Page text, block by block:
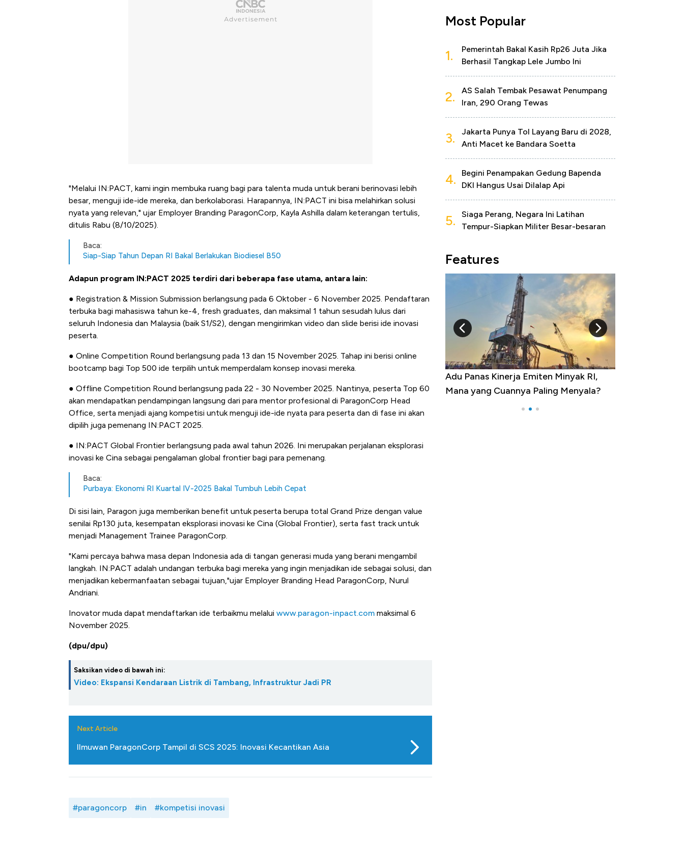
"Melalui IN:PACT, kami ingin membuka ruang bagi para talenta muda untuk berani berinovasi lebih
besar, menguji ide-ide mereka, dan berkolaborasi. Harapannya, IN:PACT ini bisa melahirkan solusi
nyata yang relevan," ujar Employer Branding ParagonCorp, Kayla Ashilla dalam keterangan tertulis,
ditulis Rabu (8/10/2025).
Baca:
Siap-Siap Tahun Depan RI Bakal Berlakukan Biodiesel B50
Adapun program IN:PACT 2025 terdiri dari beberapa fase utama, antara lain:
● Registration & Mission Submission berlangsung pada 6 Oktober - 6 November 2025. Pendaftaran
terbuka bagi mahasiswa tahun ke-4, fresh graduates, dan maksimal 1 tahun sesudah lulus dari
seluruh Indonesia dan Malaysia (baik S1/S2), dengan mengirimkan video dan slide berisi ide inovasi
peserta.
● Online Competition Round berlangsung pada 13 dan 15 November 2025. Tahap ini berisi online
bootcamp bagi Top 500 ide terpilih untuk memperdalam konsep inovasi mereka.
● Offline Competition Round berlangsung pada 22 - 30 November 2025. Nantinya, peserta Top 60
akan mendapatkan pendampingan langsung dari para mentor profesional di ParagonCorp Head
Office, serta menjadi ajang kompetisi untuk menguji ide-ide nyata para peserta dan di fase ini akan
dipilih juga pemenang IN:PACT 2025.
● IN:PACT Global Frontier berlangsung pada awal tahun 2026. Ini merupakan perjalanan eksplorasi
inovasi ke Cina sebagai pengalaman global frontier bagi para pemenang.
Baca:
Purbaya: Ekonomi RI Kuartal IV-2025 Bakal Tumbuh Lebih Cepat
Di sisi lain, Paragon juga memberikan benefit untuk peserta berupa total Grand Prize dengan value
senilai Rp130 juta, kesempatan eksplorasi inovasi ke Cina (Global Frontier), serta fast track untuk
menjadi Management Trainee ParagonCorp.
"Kami percaya bahwa masa depan Indonesia ada di tangan generasi muda yang berani mengambil
langkah. IN:PACT adalah undangan terbuka bagi mereka yang ingin menjadikan ide sebagai solusi, dan
menjadikan kebermanfaatan sebagai tujuan,"ujar Employer Branding Head ParagonCorp, Nurul
Andriani.
Inovator muda dapat mendaftarkan ide terbaikmu melalui www.paragon-inpact.com maksimal 6
November 2025.
(dpu/dpu)
Saksikan video di bawah ini:
Video: Ekspansi Kendaraan Listrik di Tambang, Infrastruktur Jadi PR
Next Article
Ilmuwan ParagonCorp Tampil di SCS 2025: Inovasi Kecantikan Asia
#paragoncorp #in #kompetisi inovasi
Most Popular
1.
Pemerintah Bakal Kasih Rp26 Juta Jika
Berhasil Tangkap Lele Jumbo Ini
2.
AS Salah Tembak Pesawat Penumpang
Iran, 290 Orang Tewas
3.
Jakarta Punya Tol Layang Baru di 2028,
Anti Macet ke Bandara Soetta
4.
Begini Penampakan Gedung Bapenda
DKI Hangus Usai Dilalap Api
5.
Siaga Perang, Negara Ini Latihan
Tempur-Siapkan Militer Besar-besaran
Features
Tembaga Terbang ke Zona Berbahaya
Adu Panas Kinerja Emiten Minyak RI,
Mana yang Cuannya Paling Menyala?